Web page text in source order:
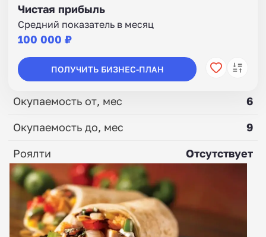
Чистая прибыль
Средний показатель в месяц
100 000 ₽
ПОЛУЧИТЬ БИЗНЕС-ПЛАН
Окупаемость от, мес
6
Окупаемость до, мес
9
Роялти
Отсутствует